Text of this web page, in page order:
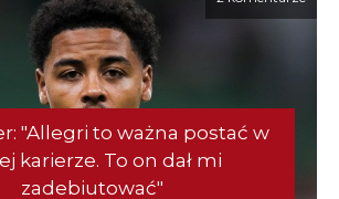
"Allegri to ważna postać w
karierze. To on dał mi
zadebiutować"